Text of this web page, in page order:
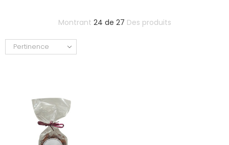
Montrant 24 de 27 Des produits
Pertinence